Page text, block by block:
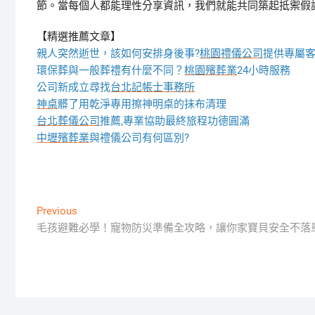
節。當每個人都能理性分享資訊，我們就能共同築起抵禦假
【精選推薦文章】
親人突然逝世，該如何安排身後事?桃園禮儀公司提供專屬
環保葬與一般葬禮有什麼不同？ 桃園殯葬業24小時服務
公司新成立尋找台北記帳士事務所
神桌髒了用乾淨專用擦神明桌的抹布清理
台北葬儀公司推薦,專業協助最終旅程功德圓滿
中壢殯葬業與禮儀公司有何區別?
文
章
Previous
post:
毛孩避難必學！寵物防災準備全攻略，讓你家寶貝安全不落